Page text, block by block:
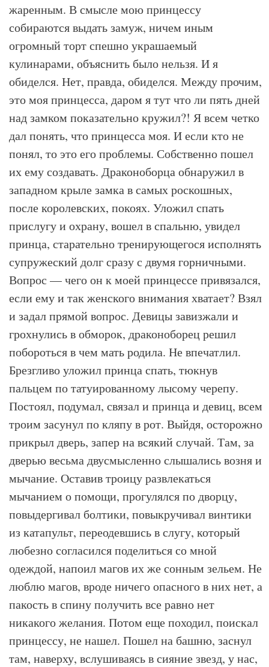
жаренным. В смысле мою принцессу
собираются выдать замуж, ничем иным
огромный торт спешно украшаемый
кулинарами, объяснить было нельзя. И я
обиделся. Нет, правда, обиделся. Между прочим,
это моя принцесса, даром я тут что ли пять дней
над замком показательно кружил?! Я всем четко
дал понять, что принцесса моя. И если кто не
понял, то это его проблемы. Собственно пошел
их ему создавать. Драконоборца обнаружил в
западном крыле замка в самых роскошных,
после королевских, покоях. Уложил спать
прислугу и охрану, вошел в спальню, увидел
принца, старательно тренирующегося исполнять
супружеский долг сразу с двумя горничными.
Вопрос — чего он к моей принцессе привязался,
если ему и так женского внимания хватает? Взял
и задал прямой вопрос. Девицы завизжали и
грохнулись в обморок, драконоборец решил
побороться в чем мать родила. Не впечатлил.
Брезгливо уложил принца спать, тюкнув
пальцем по татуированному лысому черепу.
Постоял, подумал, связал и принца и девиц, всем
троим засунул по кляпу в рот. Выйдя, осторожно
прикрыл дверь, запер на всякий случай. Там, за
дверью весьма двусмысленно слышались возня и
мычание. Оставив троицу развлекаться
мычанием о помощи, прогулялся по дворцу,
повыдергивал болтики, повыкручивал винтики
из катапульт, переодевшись в слугу, который
любезно согласился поделиться со мной
одеждой, напоил магов их же сонным зельем. Не
люблю магов, вроде ничего опасного в них нет, а
пакость в спину получить все равно нет
никакого желания. Потом еще походил, поискал
принцессу, не нашел. Пошел на башню, заснул
там, наверху, вслушиваясь в сияние звезд, у нас,